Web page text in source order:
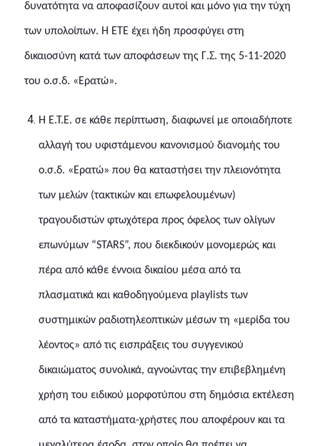
δυνατότητα να αποφασίζουν αυτοί και μόνο για την τύχη
των υπολοίπων. Η ΕΤΕ έχει ήδη προσφύγει στη
δικαιοσύνη κατά των αποφάσεων της Γ.Σ. της 5-11-2020
του ο.σ.δ. «Ερατώ».
Η Ε.Τ.Ε. σε κάθε περίπτωση, διαφωνεί με οποιαδήποτε
αλλαγή του υφιστάμενου κανονισμού διανομής του
ο.σ.δ. «Ερατώ» που θα καταστήσει την πλειονότητα
των μελών (τακτικών και επωφελουμένων)
τραγουδιστών φτωχότερα προς όφελος των ολίγων
επωνύμων “STARS”, που διεκδικούν μονομερώς και
πέρα από κάθε έννοια δικαίου μέσα από τα
πλασματικά και καθοδηγούμενα playlists των
συστημικών ραδιοτηλεοπτικών μέσων τη «μερίδα του
λέοντος» από τις εισπράξεις του συγγενικού
δικαιώματος συνολικά, αγνοώντας την επιβεβλημένη
χρήση του ειδικού μορφοτύπου στη δημόσια εκτέλεση
από τα καταστήματα-χρήστες που αποφέρουν και τα